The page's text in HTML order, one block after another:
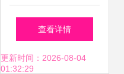
建设助力创新之都
的跨越发展——兼
查看详情
更新时间：2026-08-04
01:32:29